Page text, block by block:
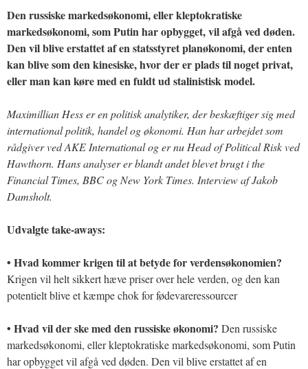
Den russiske markedsøkonomi, eller kleptokratiske
markedsøkonomi, som Putin har opbygget, vil afgå ved døden.
Den vil blive erstattet af en statsstyret planøkonomi, der enten
kan blive som den kinesiske, hvor der er plads til noget privat,
eller man kan køre med en fuldt ud stalinistisk model.
Maximillian Hess er en politisk analytiker, der beskæftiger sig med
international politik, handel og økonomi. Han har arbejdet som
rådgiver ved AKE International og er nu Head of Political Risk ved
Hawthorn. Hans analyser er blandt andet blevet brugt i the
Financial Times, BBC og New York Times. Interview af Jakob
Damsholt.
Udvalgte take-aways:
• Hvad kommer krigen til at betyde for verdensøkonomien?
Krigen vil helt sikkert hæve priser over hele verden, og den kan
potentielt blive et kæmpe chok for fødevareressourcer
• Hvad vil der ske med den russiske økonomi? Den russiske
markedsøkonomi, eller kleptokratiske markedsøkonomi, som Putin
har opbygget vil afgå ved døden. Den vil blive erstattet af en